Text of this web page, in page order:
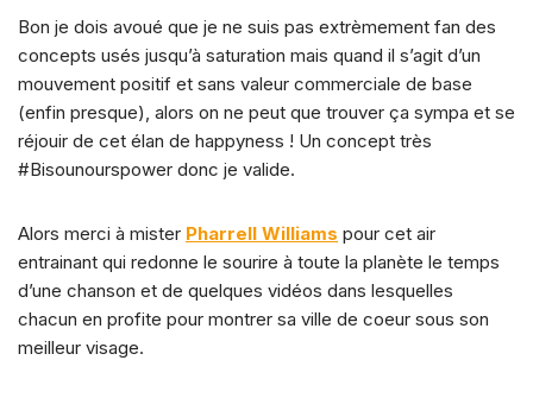
c
e
b
o
k
ail e
s
k
y
at
s
A
p
k
e
dI
n
d
di
t
p
y
Li
n
e
a
d
ta
er
Bon je dois avoué que je ne suis pas extrèmement fan des
concepts usés jusqu’à saturation mais quand il s’agit d’un
mouvement positif et sans valeur commerciale de base
(enfin presque), alors on ne peut que trouver ça sympa et se
réjouir de cet élan de happyness ! Un concept très
#Bisounourspower donc je valide.
Alors merci à mister Pharrell Williams pour cet air
entrainant qui redonne le sourire à toute la planète le temps
d’une chanson et de quelques vidéos dans lesquelles
chacun en profite pour montrer sa ville de coeur sous son
meilleur visage.